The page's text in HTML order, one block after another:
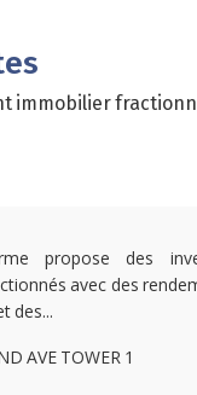
immobilier
propose des
avec des
des...
AVE TOWER 1